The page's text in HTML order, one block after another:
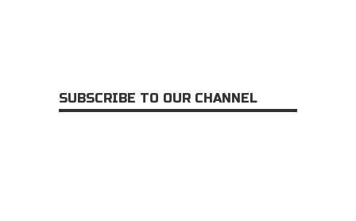
SUBSCRIBE TO OUR CHANNEL